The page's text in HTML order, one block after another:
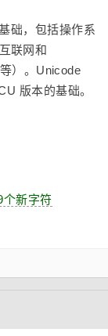
础，包括操作系
联网和
）。Unicode
版本的基础。
个新字符